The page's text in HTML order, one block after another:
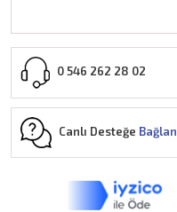
0 546 262 28 02
Canlı Desteğe Bağlan